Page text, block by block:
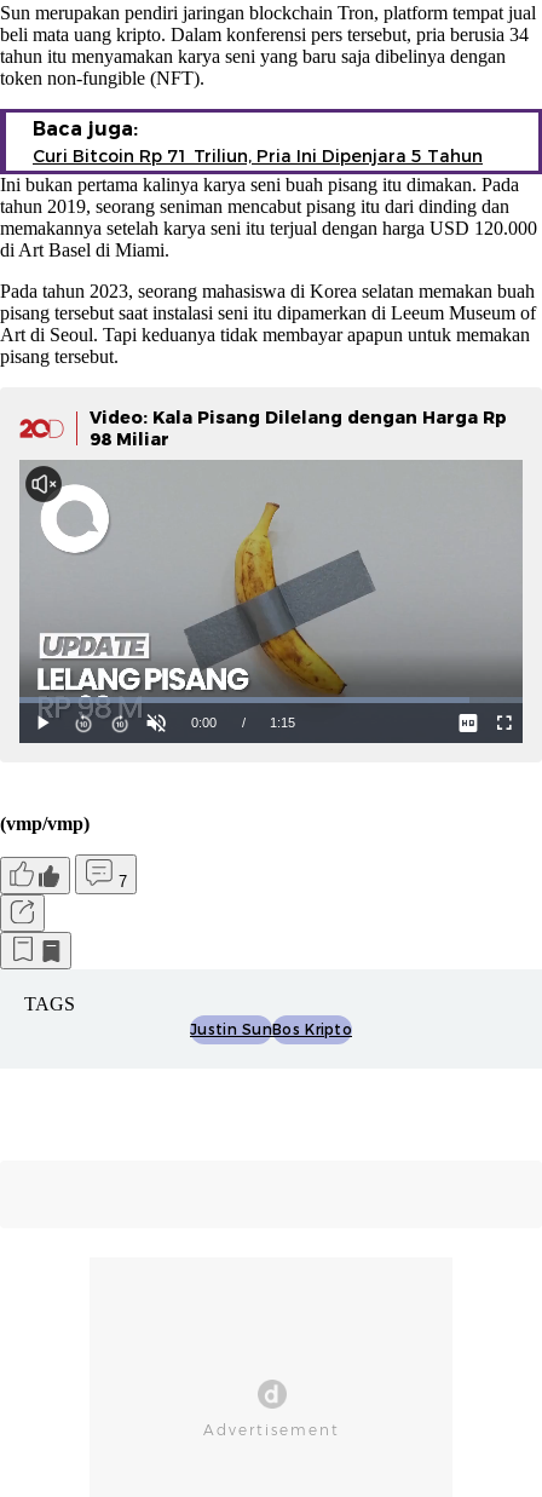
Sun merupakan pendiri jaringan blockchain Tron, platform tempat jual
beli mata uang kripto. Dalam konferensi pers tersebut, pria berusia 34
tahun itu menyamakan karya seni yang baru saja dibelinya dengan
token non-fungible (NFT).
Baca juga:
Curi Bitcoin Rp 71 Triliun, Pria Ini Dipenjara 5 Tahun
Ini bukan pertama kalinya karya seni buah pisang itu dimakan. Pada
tahun 2019, seorang seniman mencabut pisang itu dari dinding dan
memakannya setelah karya seni itu terjual dengan harga USD 120.000
di Art Basel di Miami.
Pada tahun 2023, seorang mahasiswa di Korea selatan memakan buah
pisang tersebut saat instalasi seni itu dipamerkan di Leeum Museum of
Art di Seoul. Tapi keduanya tidak membayar apapun untuk memakan
pisang tersebut.
Video: Kala Pisang Dilelang dengan Harga Rp
98 Miliar
(vmp/vmp)
7
TAGS
Justin SunBos Kripto